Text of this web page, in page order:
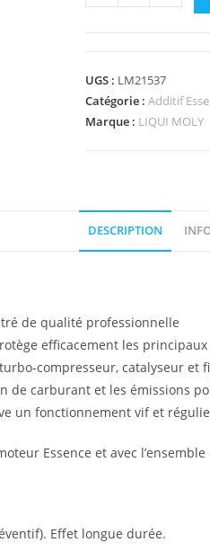
UGS : LM21537
Catégorie : Additif
Marque : LIQUI MOLY
DESCRIPTION
de qualité professionnelle
efficacement les
compresseur, catalyseur
de carburant et les émissions
un fonctionnement vif et
Essence et avec
Effet longue durée.